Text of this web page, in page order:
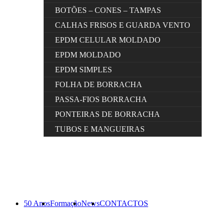
BOTÕES – CONES – TAMPAS
CALHAS FRISOS E GUARDA VENTO
EPDM CELULAR MOLDADO
EPDM MOLDADO
EPDM SIMPLES
FOLHA DE BORRACHA
PASSA-FIOS BORRACHA
PONTEIRAS DE BORRACHA
TUBOS E MANGUEIRAS
50 AnosFormaçãoNewsCONTACTOS